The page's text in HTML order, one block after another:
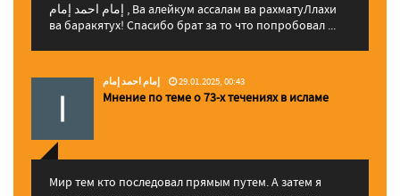
إمام احمد إمام , Ва алейкум ассалам ва рахматуЛлахи
ва баракятух! Спасибо брат за то что попробовал ...
إمام احمد إمام 29.01.2025, 00:43
Мнение по теме о 73-х течениях в исламе
Мир тем кто последовал прямым путем. А затем я